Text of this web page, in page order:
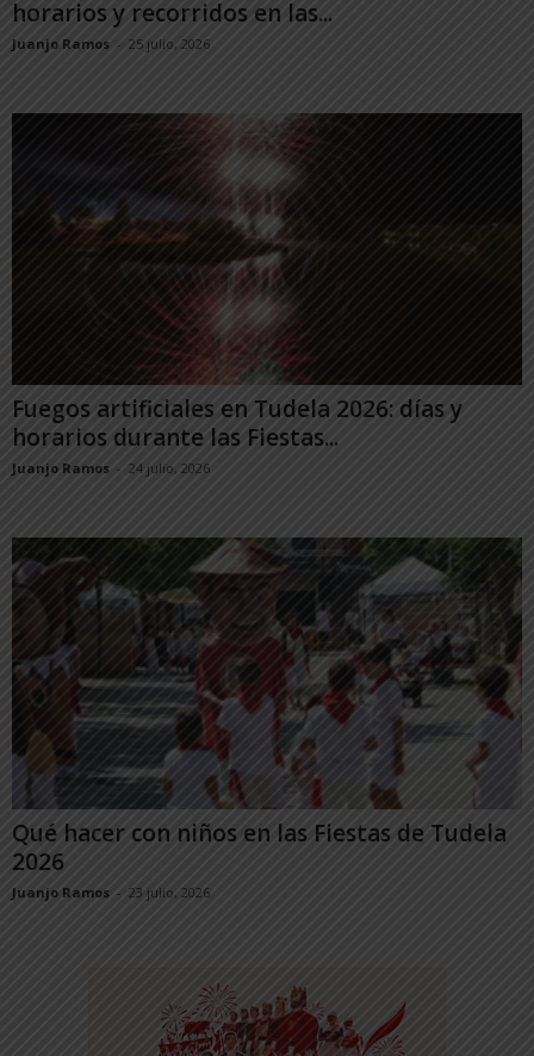
horarios y recorridos en las...
Juanjo Ramos - 25 julio, 2026
Fuegos artificiales en Tudela 2026: días y
horarios durante las Fiestas...
Juanjo Ramos - 24 julio, 2026
Qué hacer con niños en las Fiestas de Tudela
2026
Juanjo Ramos - 23 julio, 2026